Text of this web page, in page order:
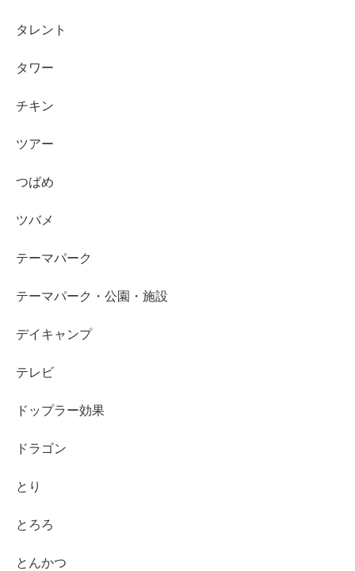
タレント
タワー
チキン
ツアー
つばめ
ツバメ
テーマパーク
テーマパーク・公園・施設
デイキャンプ
テレビ
ドップラー効果
ドラゴン
とり
とろろ
とんかつ